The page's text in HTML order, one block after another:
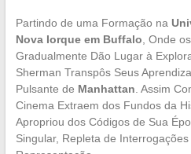
Partindo de uma Formação na
Nova Iorque em Buffalo , Onde
Gradualmente Dão Lugar à
Sherman Transpôs Seus
Pulsante de Manhattan . Assim
Cinema Extraem dos Fundos da
Apropriou dos Códigos de Sua
Singular, Repleta de